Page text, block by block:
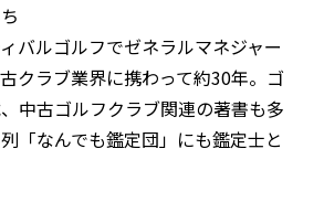
バルゴルフでゼネラルマネジャー
クラブ業界に携わって約30年。ゴ
中古ゴルフクラブ関連の著書も多
「なんでも鑑定団」にも鑑定士と